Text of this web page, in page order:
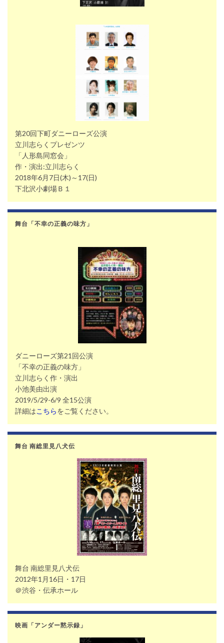
第20回下町ダニーローズ公演
立川志らくプレゼンツ
「人形島同窓会」
作・演出:立川志らく
2018年6月7日(木)～17(日)
下北沢小劇場Ｂ１
舞台「不幸の正義の味方」
ダニーローズ第21回公演
「不幸の正義の味方」
立川志らく作・演出
小池美由出演
2019/5/29-6/9 全15公演
詳細はこちらをご覧ください。
舞台 南総里見八犬伝
舞台 南総里見八犬伝
2012年1月16日・17日
＠渋谷・伝承ホール
映画「アンダー黙示録」